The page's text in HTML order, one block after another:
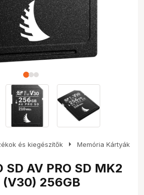
és kiegészítők arrow_right Memória Kártyák
SD AV PRO SD MK2
(V30) 256GB